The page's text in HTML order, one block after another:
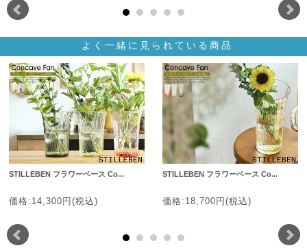
よく一緒に見られている商品
STILLEBEN フラワーベース Co...
価格:14,300円(税込)
STILLEBEN フラワーベース Co...
価格:18,700円(税込)